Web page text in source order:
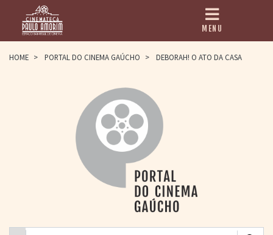
HOME
PAULO AMORIM
> HISTÓRIA
> HOMENAGEADOS
> EQUIPE
> ASSOCIAÇÃO DOS
> BIBLIOTECA
ROMEU GRIMALDI
CARTAZ
MENU
HOME > PORTAL DO CINEMA GAÚCHO > DEBORAH! O ATO DA CASA